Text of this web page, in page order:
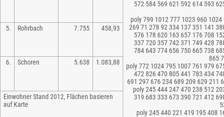
572 584 569 621 592 614 593
poly 799 1012 777 1023 960
269 71 278 92 334 137 351 141
576 178 620 163 657 176 708
337 720 357 742 371 749 428
784 643 774 656 750 665 738
865
poly 772 1024 795 1007 761 979
472 826 470 805 441 783 434
691 297 676 234 689 209 629 211
poly 245 444 247 470 238 512
319 683 333 673 390 721 412
poly 245 440 221 419 195 408
5. Rohrbach 7.755 458,93
6. Schoren 5.638 1.083,88
Einwohner Stand 2012, Flächen basieren
auf Karte